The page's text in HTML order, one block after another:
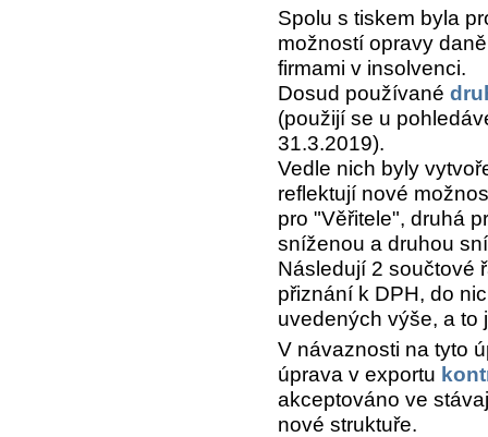
Spolu s tiskem byla
možností opravy
firmami v insolvenci.
Dosud používané
(použijí se u
31.3.2019).
Vedle nich byly
reflektují nové
pro "Věřitele", druhá
sníženou a druhou
Následují 2 součtové
přiznání k DPH, do
uvedených výše, a to
V návaznosti na tyto
úprava v exportu
akceptováno ve
nové struktuře.